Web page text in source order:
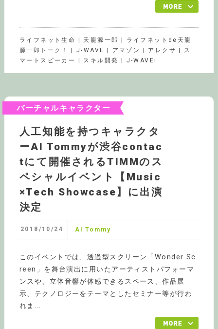
ライフネット生命 | 天龍源一郎 | ライフネットde天龍
源一郎トーク！ | J-WAVE | アマゾン | アレクサ | ス
マートスピーカー | スキル開発 | J-WAVEi
バーチャルキャラクター
人工知能を持つキャラクタ
ーAI Tommyが渋谷contac
tにて開催されるTIMMのス
ペシャルイベント【Music
×Tech Showcase】に出演
決定
2018/10/24 AI Tommy
このイベントでは、透過型スクリーン「Wonder Sc
reen」を舞台演出に用いたアーティストパフォーマ
ンスや、立体音響が体感できるスペース、作品展
示、テクノロジーをテーマとしたセミナー等が行わ
れま...